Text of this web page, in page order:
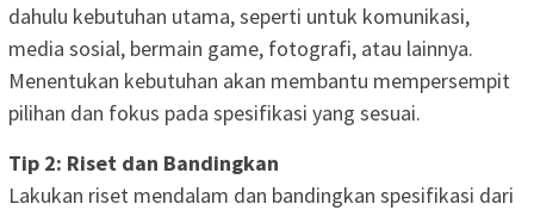
dahulu kebutuhan utama, seperti untuk komunikasi,
media sosial, bermain game, fotografi, atau lainnya.
Menentukan kebutuhan akan membantu mempersempit
pilihan dan fokus pada spesifikasi yang sesuai.
Tip 2: Riset dan Bandingkan
Lakukan riset mendalam dan bandingkan spesifikasi dari